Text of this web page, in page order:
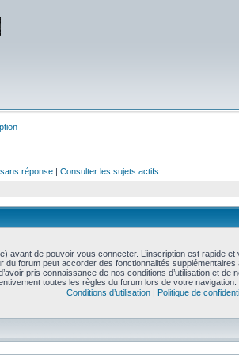
réponse | Consulter les sujets actifs
avant de pouvoir vous connecter. L’inscription est rapide
du forum peut accorder des fonctionnalités
pris connaissance de nos conditions d’utilisation et de
toutes les règles du forum lors de votre navigation.
Conditions d’utilisation| Politique de